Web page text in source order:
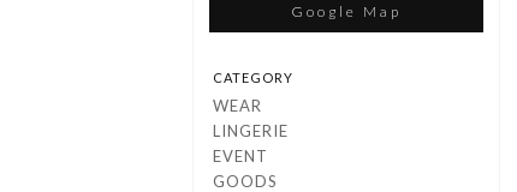
Google Map
CATEGORY
WEAR
LINGERIE
EVENT
GOODS